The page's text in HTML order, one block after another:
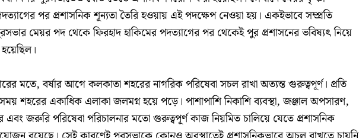
পর প্রশাসনিক শূন্যতা তৈরি হওয়ায় এই পদক্ষেপ নেওয়া হয়। একইভাবে সম্প্রতি
মেয়র পদ থেকে ফিরহাদ হাকিমের পদত্যাগের পর থেকেই পুর প্রশাসনের ভবিষ্যৎ নিয়ে
মতে, বর্ষার আগে কলকাতা শহরের নাগরিক পরিষেবা সচল রাখা অত্যন্ত গুরুত্বপূর্ণ। প্রতি
শহরের একাধিক এলাকা জলমগ্ন হয়ে পড়ে। পাশাপাশি নিকাশি ব্যবস্থা, জঞ্জাল অপসারণ,
এবং জরুরি পরিষেবা পরিচালনার মতো গুরুত্বপূর্ণ কাজ নিয়মিত চালিয়ে যেতে প্রশাসনিক